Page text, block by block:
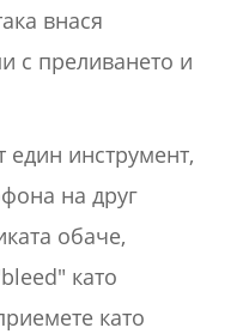
внася
с преливането и
един инструмент,
на друг
обаче,
като
като